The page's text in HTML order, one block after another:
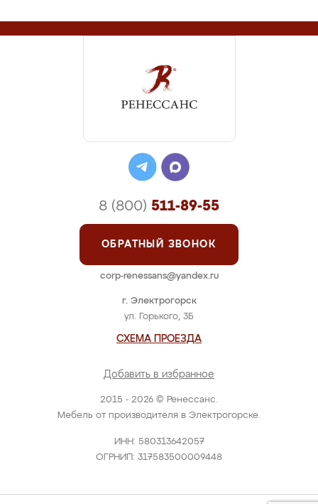
2015 - 2026 © Ренессанс.
Мебель от производителя в Электрогорске.
ИНН: 580313642057
ОГРНИП: 317583500009448
г. Электрогорск
ул. Горького, 3Б
СХЕМА ПРОЕЗДА
Добавить в избранное
8 (800) 511-89-55
ОБРАТНЫЙ ЗВОНОК
corp-renessans@yandex.ru